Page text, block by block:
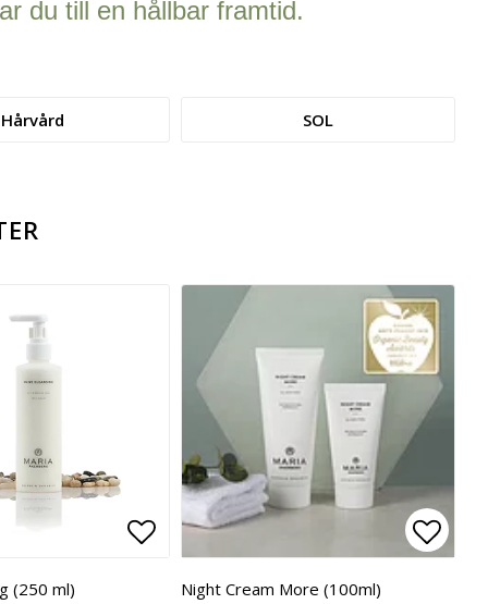
du till en hållbar framtid.
Hårvård SOL
Lägg till i favoritlistan
(250 ml)
Night Cream More (100ml)